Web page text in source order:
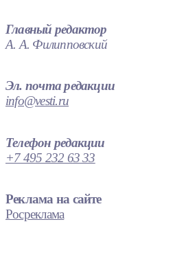
Главный редактор
А. А. Филипповский
Эл. почта редакции
info@vesti.ru
Телефон редакции
+7 495 232 63 33
Реклама на сайте
Росреклама